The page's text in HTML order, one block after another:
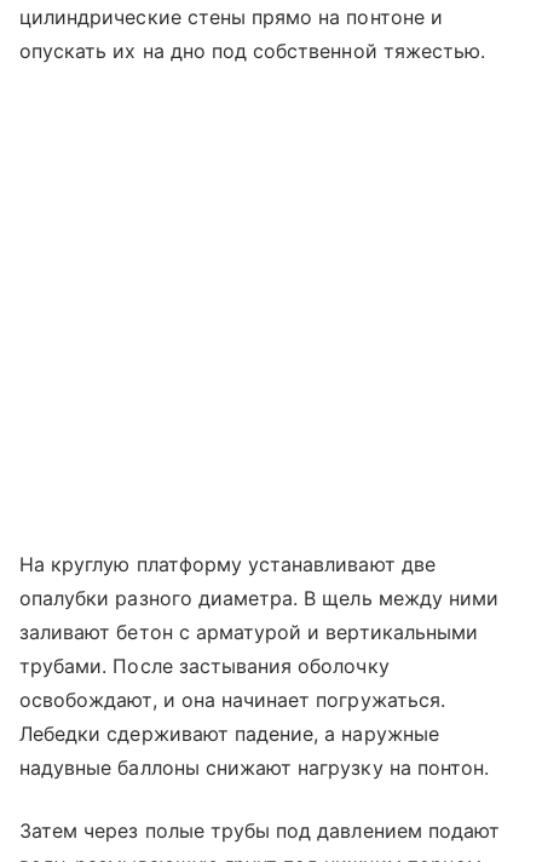
цилиндрические стены прямо на понтоне и
опускать их на дно под собственной тяжестью.
На круглую платформу устанавливают две
опалубки разного диаметра. В щель между ними
заливают бетон с арматурой и вертикальными
трубами. После застывания оболочку
освобождают, и она начинает погружаться.
Лебедки сдерживают падение, а наружные
надувные баллоны снижают нагрузку на понтон.
Затем через полые трубы под давлением подают